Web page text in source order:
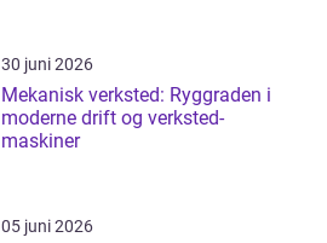
30 juni 2026
Mekanisk verksted: Ryggraden i
moderne drift og verksted-
maskiner
05 juni 2026